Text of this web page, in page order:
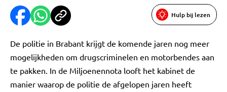
Hulp bij lezen
De politie in Brabant krijgt de komende jaren nog meer
mogelijkheden om drugscriminelen en motorbendes aan
te pakken. In de Miljoenennota looft het kabinet de
manier waarop de politie de afgelopen jaren heeft